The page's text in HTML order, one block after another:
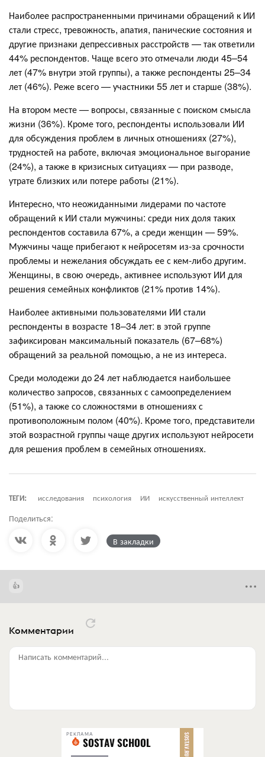
Наиболее распространенными причинами обращений к ИИ
стали стресс, тревожность, апатия, панические состояния и
другие признаки депрессивных расстройств — так ответили
44% респондентов. Чаще всего это отмечали люди 45–54
лет (47% внутри этой группы), а также респонденты 25–34
лет (46%). Реже всего — участники 55 лет и старше (38%).
На втором месте — вопросы, связанные с поиском смысла
жизни (36%). Кроме того, респонденты использовали ИИ
для обсуждения проблем в личных отношениях (27%),
трудностей на работе, включая эмоциональное выгорание
(24%), а также в кризисных ситуациях — при разводе,
утрате близких или потере работы (21%).
Интересно, что неожиданными лидерами по частоте
обращений к ИИ стали мужчины: среди них доля таких
респондентов составила 67%, а среди женщин — 59%.
Мужчины чаще прибегают к нейросетям из-за срочности
проблемы и нежелания обсуждать ее с кем-либо другим.
Женщины, в свою очередь, активнее используют ИИ для
решения семейных конфликтов (21% против 14%).
Наиболее активными пользователями ИИ стали
респонденты в возрасте 18–34 лет: в этой группе
зафиксирован максимальный показатель (67–68%)
обращений за реальной помощью, а не из интереса.
Среди молодежи до 24 лет наблюдается наибольшее
количество запросов, связанных с самоопределением
(51%), а также со сложностями в отношениях с
противоположным полом (40%). Кроме того, представители
этой возрастной группы чаще других используют нейросети
для решения проблем в семейных отношениях.
ТЕГИ: исследования психология ИИ искусственный интеллект
Поделиться:
В закладки
Комментарии
Написать комментарий...
РЕКЛАМА